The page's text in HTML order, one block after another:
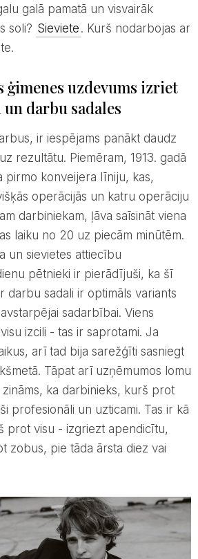
galā pamatā un visvairāk
soli? Sieviete . Kurš nodarbojas ar
ģimenes uzdevums izriet
darbu sadales
rezultātu. Piemēram, 1913. gadā
pirmo konveijera līniju, kas,
operācijās un katru operāciju
darbiniekam, ļāva saīsināt viena
laiku no 20 uz piecām minūtēm.
un sievietes attiecību
pētnieki ir pierādījuši, ka šī
darbu sadali ir optimāls variants
sadarbībai. Viens
izcili - tas ir saprotami. Ja
arī tad bija sarežģīti sasniegt
Tāpat arī uzņēmumos lomu
ka darbinieks, kurš prot
profesionāli un uzticami. Tas ir kā
prot visu - izgriezt apendicītu,
zobus, pie tāda ārsta diez vai